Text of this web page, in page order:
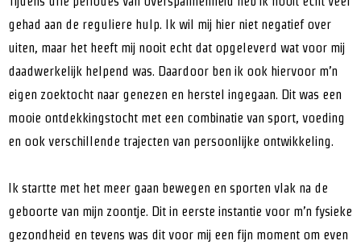
gehad aan de reguliere hulp. Ik wil mij hier niet negatief over
uiten, maar het heeft mij nooit echt dat opgeleverd wat voor mij
daadwerkelijk helpend was. Daardoor ben ik ook hiervoor m’n
eigen zoektocht naar genezen en herstel ingegaan. Dit was een
mooie ontdekkingstocht met een combinatie van sport, voeding
en ook verschillende trajecten van persoonlijke ontwikkeling.
Ik startte met het meer gaan bewegen en sporten vlak na de
geboorte van mijn zoontje. Dit in eerste instantie voor m’n fysieke
gezondheid en tevens was dit voor mij een fijn moment om even